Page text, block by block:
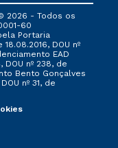
e
campanha
2026 - Todos os
60
Portaria
DOU nº
EAD
DOU nº 238, de
Bento Gonçalves
nº 31, de